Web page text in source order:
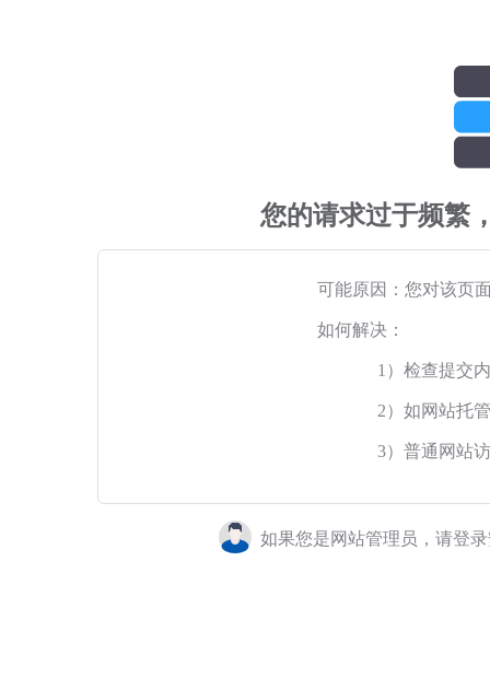
您的请求过于频繁
可能原因：您对该页
如何解决：
1）检查提交
2）如网站托
3）普通网站
如果您是网站管理员，请登